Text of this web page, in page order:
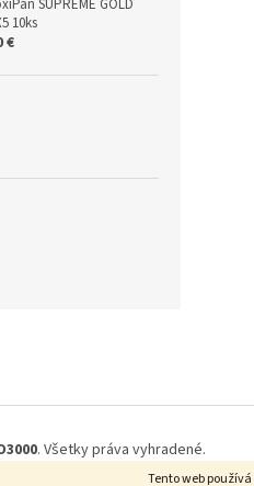
Tento web
SUPREME GOLD
10ks
€
. Všetky práva vyhradené.